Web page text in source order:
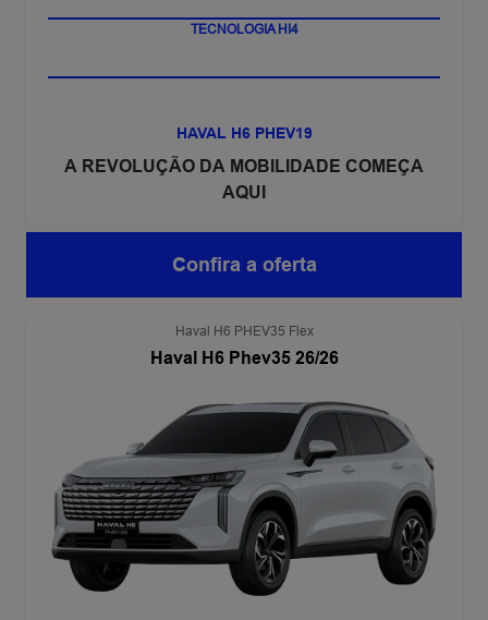
LANÇAMENTO
HAVAL H6 PHEV19
A REVOLUÇÃO DA MOBILIDADE COMEÇA
AQUI
Confira a oferta
Haval H6 PHEV35 Flex
Haval H6 Phev35 26/26